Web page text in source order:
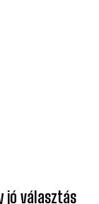
jó választás